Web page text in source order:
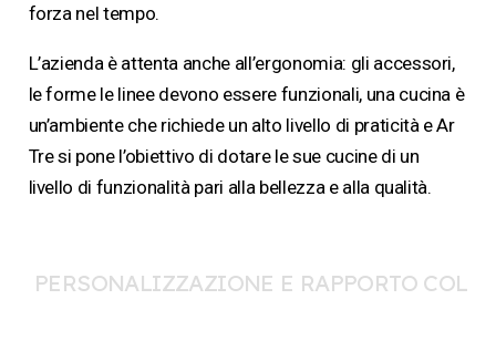
forza nel tempo.
L’azienda è attenta anche all’ergonomia: gli accessori,
le forme le linee devono essere funzionali, una cucina è
un’ambiente che richiede un alto livello di praticità e Ar
Tre si pone l’obiettivo di dotare le sue cucine di un
livello di funzionalità pari alla bellezza e alla qualità.
PERSONALIZZAZIONE E RAPPORTO COL